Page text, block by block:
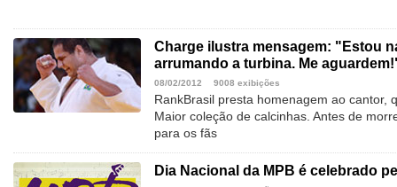
Charge ilustra mensagem: "Estou
arrumando a turbina. Me
08/02/2012 9008 exibições
RankBrasil presta homenagem ao cantor,
Maior coleção de calcinhas. Antes de
para os fãs
Dia Nacional da MPB é celebrado